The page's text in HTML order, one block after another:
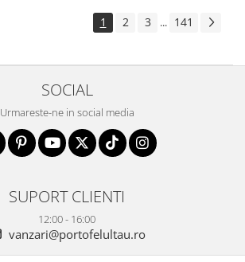
1 2 3 ... 141
SOCIAL
Urmareste-ne in social media
SUPORT CLIENTI
12:00 - 16:00
vanzari@portofelultau.ro